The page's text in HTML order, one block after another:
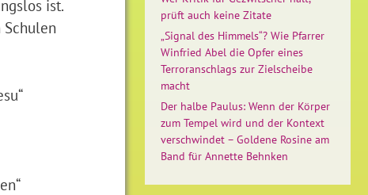
ist.
prüft auch keine Zitate
„Signal des Himmels“? Wie Pfarrer
Winfried Abel die Opfer eines
Terroranschlags zur Zielscheibe
macht
Der halbe Paulus: Wenn der Körper
zum Tempel wird und der Kontext
verschwindet – Goldene Rosine am
Band für Annette Behnken